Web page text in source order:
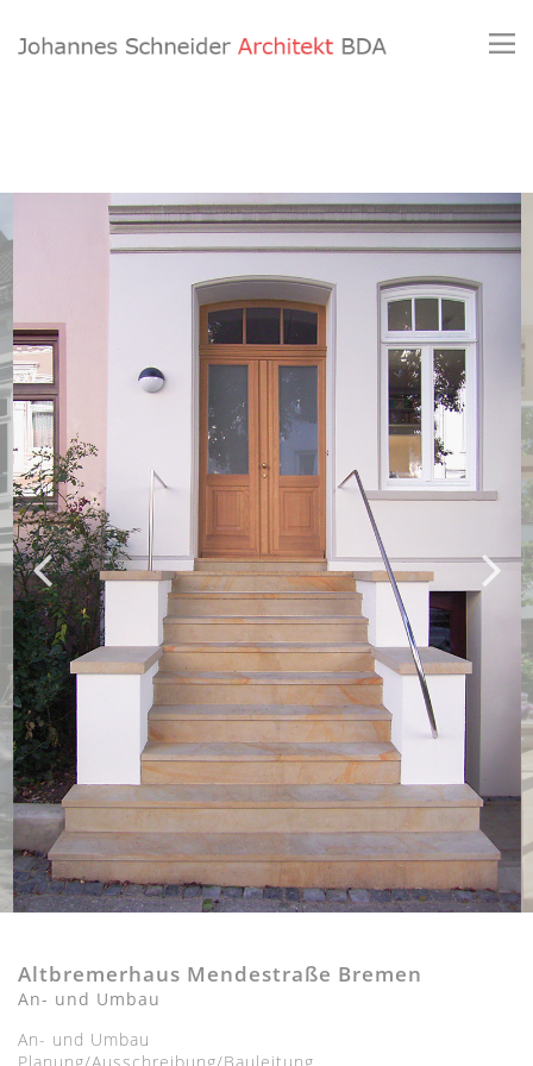
Altbremerhaus Mendestraße Bremen
An- und Umbau
An- und Umbau